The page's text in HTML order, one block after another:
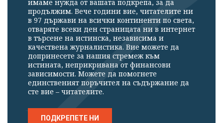
имаме нужда от вашата подкрепа, за да
продължим. Вече години вие, читателите ни
в 97 държави на всички континенти по света,
отваряте всеки ден страницата ни в интернет
в търсене на истинска, независима и
качествена журналистика. Вие можете да
допринесете за нашия стремеж към
истината, неприкривана от финансови
зависимости. Можете да помогнете
единственият поръчител на съдържание да
сте вие – читателите.
ПОДКРЕПЕТЕ НИ